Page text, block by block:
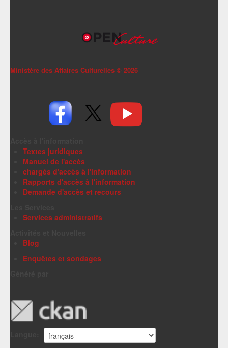
Ministère des Affaires Culturelles © 2026
Textes juridiques
Manuel de l'accès
chargés d'accès à l'information
Rapports d'accès à l'information
Demande d'accès et recours
Services administratifs
Blog
Enquêtes et sondages